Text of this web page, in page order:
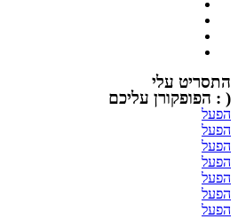
התסריט עלי
( : הפופקורן עליכם
הפעל
הפעל
הפעל
הפעל
הפעל
הפעל
הפעל